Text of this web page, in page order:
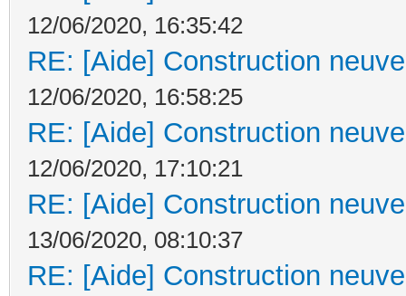
12/06/2020, 16:35:42
RE: [Aide] Construction
12/06/2020, 16:58:25
RE: [Aide] Construction
12/06/2020, 17:10:21
RE: [Aide] Construction
13/06/2020, 08:10:37
RE: [Aide] Construction